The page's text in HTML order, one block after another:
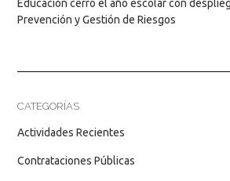
Educación cerró el año escolar con
Prevención y Gestión de Riesgos
CATEGORÍAS
Actividades Recientes
Contrataciones Públicas